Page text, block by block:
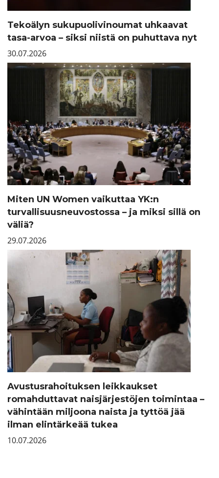
Tekoälyn sukupuolivinoumat uhkaavat
tasa-arvoa – siksi niistä on puhuttava nyt
30.07.2026
Miten UN Women vaikuttaa YK:n
turvallisuusneuvostossa – ja miksi sillä on
väliä?
29.07.2026
Avustusrahoituksen leikkaukset
romahduttavat naisjärjestöjen toimintaa –
vähintään miljoona naista ja tyttöä jää
ilman elintärkeää tukea
10.07.2026